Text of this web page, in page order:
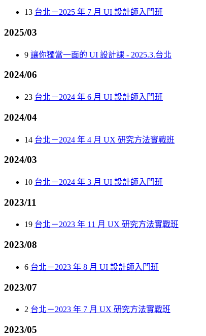
13 台北－2025 年 7 月 UI 設計師入門班
2025/03
9 讓你獨當一面的 UI 設計課 - 2025.3.台北
2024/06
23 台北－2024 年 6 月 UI 設計師入門班
2024/04
14 台北－2024 年 4 月 UX 研究方法實戰班
2024/03
10 台北－2024 年 3 月 UI 設計師入門班
2023/11
19 台北－2023 年 11 月 UX 研究方法實戰班
2023/08
6 台北－2023 年 8 月 UI 設計師入門班
2023/07
2 台北－2023 年 7 月 UX 研究方法實戰班
2023/05